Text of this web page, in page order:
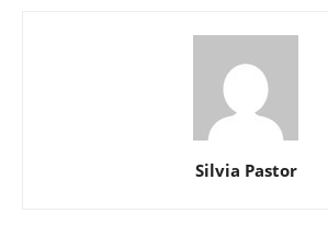
Silvia Pastor